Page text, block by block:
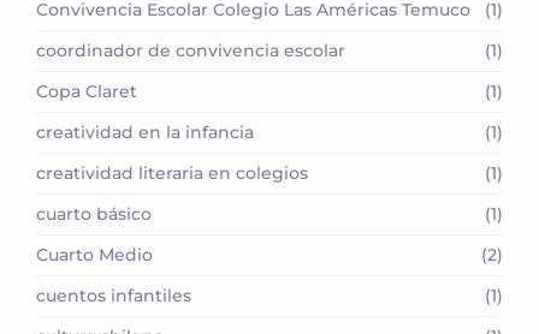
Convivencia Escolar Colegio Las Américas Temuco
(1)
coordinador de convivencia escolar
(1)
Copa Claret
(1)
creatividad en la infancia
(1)
creatividad literaria en colegios
(1)
cuarto básico
(1)
Cuarto Medio
(2)
cuentos infantiles
(1)